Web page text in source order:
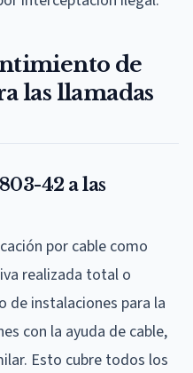
de
las llamadas
42 a las
por cable como
realizada total o
de instalaciones para la
con la ayuda de cable,
Esto cubre todos los